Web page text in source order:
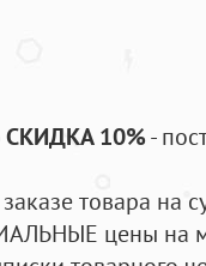
СКИДКА 10%-
товара на
цены на